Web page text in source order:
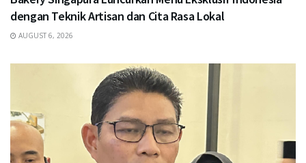
dengan Teknik Artisan dan Cita Rasa Lokal
AUGUST 6, 2026